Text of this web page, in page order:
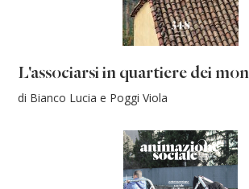
L'associarsi in quartiere dei
di Bianco Lucia e Poggi Viola